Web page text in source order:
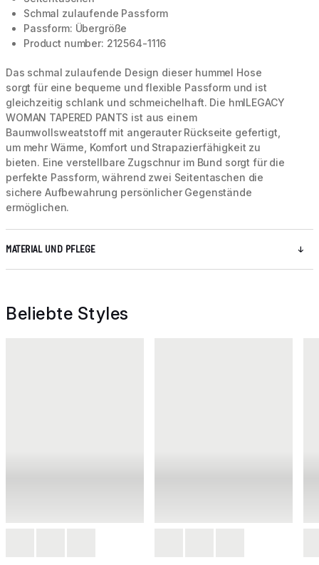
Schmal zulaufende Passform
Passform: Übergröße
Product number: 212564-1116
Das schmal zulaufende Design dieser hummel Hose
sorgt für eine bequeme und flexible Passform und ist
gleichzeitig schlank und schmeichelhaft. Die hmlLEGACY
WOMAN TAPERED PANTS ist aus einem
Baumwollsweatstoff mit angerauter Rückseite gefertigt,
um mehr Wärme, Komfort und Strapazierfähigkeit zu
bieten. Eine verstellbare Zugschnur im Bund sorgt für die
perfekte Passform, während zwei Seitentaschen die
sichere Aufbewahrung persönlicher Gegenstände
ermöglichen.
MATERIAL UND PFLEGE
Beliebte Styles